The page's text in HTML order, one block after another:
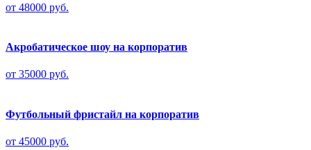
от 48000 руб.
Акробатическое шоу на корпоратив
от 35000 руб.
Футбольный фристайл на корпоратив
от 45000 руб.